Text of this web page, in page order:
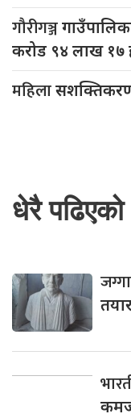
गौरीगञ्ज
करोड ९४ लाख १७
महिला
धेरै पढिएको